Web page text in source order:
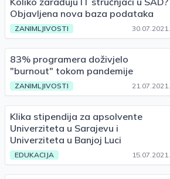
Objavljena nova baza podataka
ZANIMLJIVOSTI 30.07.2021.
83% programera doživjelo
"burnout" tokom pandemije
ZANIMLJIVOSTI 21.07.2021.
Klika stipendija za apsolvente
Univerziteta u Sarajevu i
Univerziteta u Banjoj Luci
EDUKACIJA 15.07.2021.